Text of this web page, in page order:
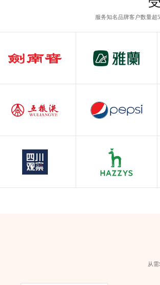
服务知名品牌客户数量超
服装行业
四川观察
四川观察
哈吉斯
服装行业
从